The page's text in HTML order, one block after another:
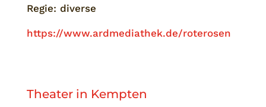
Regie: diverse
https://www.ardmediathek.de/roterosen
Theater in Kempten